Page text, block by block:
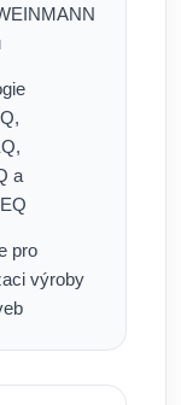
a
pro
výroby